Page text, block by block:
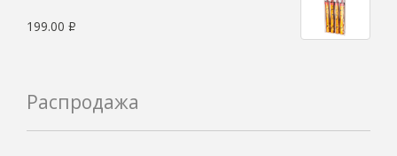
199.00 Р
Распродажа